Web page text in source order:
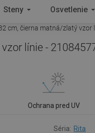
Steny Osvetlenie
cm, čierna matná/zlatý vzor
línie -
Ochrana pred UV
Séria: Rita